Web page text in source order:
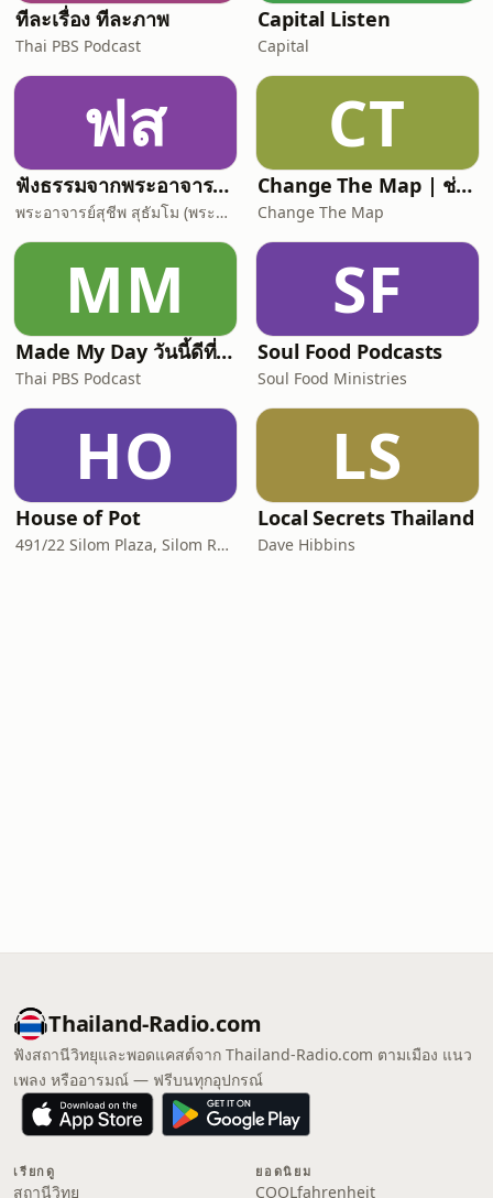
ทีละเรื่อง ทีละภาพ
Thai PBS Podcast
Capital Listen
Capital
ฟส
ฟังธรรมจากพระอาจารย์สุชีพ สุธมฺโม (พระกิตติ
พระอาจารย์สุชีพ สุธัมโม (พระกิตติวิมลเมธี)
CT
Change The Map | ช่วงอธิษฐาน | ภาษาไทย
Change The Map
MM
Made My Day วันนี้ดีที่สุด
Thai PBS Podcast
SF
Soul Food Podcasts
Soul Food Ministries
HO
House of Pot
491/22 Silom Plaza, Silom Rd, Silom, Bang Rak, Bangkok, Thailand, 10500
LS
Local Secrets Thailand
Dave Hibbins
Thailand-Radio.com
ฟังสถานีวิทยุและพอดแคสต์จาก Thailand-Radio.com ตามเมือง แนว
เพลง หรืออารมณ์ — ฟรีบนทุกอุปกรณ์
เรียกดู
สถานีวิทยุ
ยอดนิยม
COOLfahrenheit